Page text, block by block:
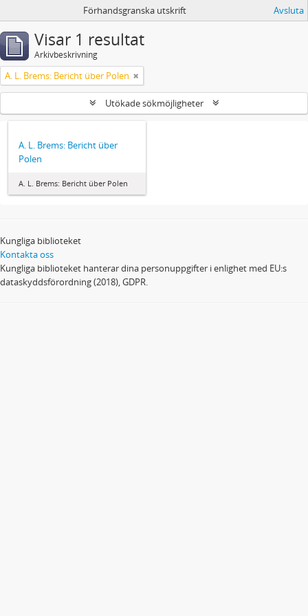
Förhandsgranska utskrift Avsluta
Visar 1 resultat
Arkivbeskrivning
A. L. Brems: Bericht über Polen
Utökade sökmöjligheter
A. L. Brems: Bericht über
Polen
A. L. Brems: Bericht über Polen
Kungliga biblioteket
Kontakta oss
Kungliga biblioteket hanterar dina personuppgifter i enlighet med EU:s
dataskyddsförordning (2018), GDPR.